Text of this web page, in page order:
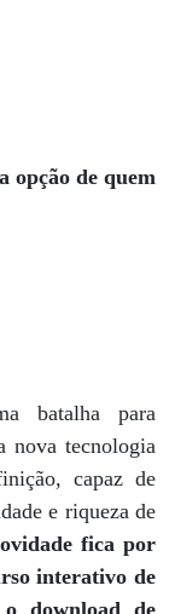
opção de quem
batalha para
nova tecnologia
capaz de
e riqueza de
fica por
interativo de